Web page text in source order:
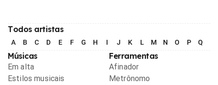
Todos artistas
A B C D E F G H I J K L M N O P Q
Músicas
Em alta
Estilos musicais
Ferramentas
Afinador
Metrônomo